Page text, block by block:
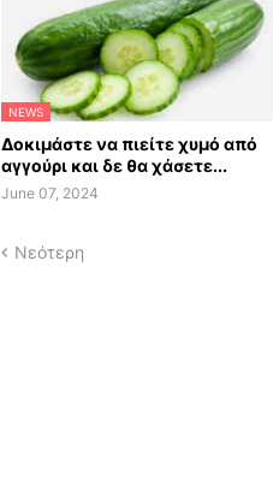
NEWS
Δοκιμάστε να πιείτε χυμό από
αγγούρι και δε θα χάσετε...
June 07, 2024
Νεότερη